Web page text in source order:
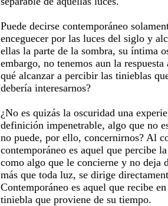
Puede decirse contemporáneo
enceguecer por las luces del siglo y
ellas la parte de la sombra, su íntima
embargo, no tenemos aun la
qué alcanzar a percibir las tinieblas
debería interesarnos?
¿No es quizás la oscuridad una
definición impenetrable, algo que no
no puede, por ello, concernirnos? Al
contemporáneo es aquel que percibe
como algo que le concierne y no deja
más que toda luz, se dirige
Contemporáneo es aquel que recibe
tiniebla que proviene de su tiempo.